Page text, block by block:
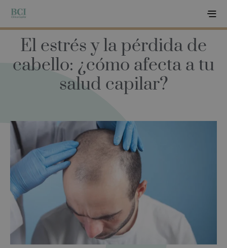
El estrés y la pérdida de
cabello: ¿cómo afecta a tu
salud capilar?